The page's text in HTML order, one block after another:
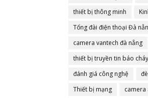
thiết bị thông minh
Tổng đài điện thoại Đà
camera vantech đà nẵng
thiết bị truyền tin báo cháy
đánh giá công nghệ
Thiết bị mạng
camera